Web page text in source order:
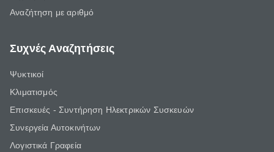
Αναζήτηση με αριθμό
Συχνές Αναζητήσεις
Ψυκτικοί
Κλιματισμός
Επισκευές - Συντήρηση Ηλεκτρικών Συσκευών
Συνεργεία Αυτοκινήτων
Λογιστικά Γραφεία